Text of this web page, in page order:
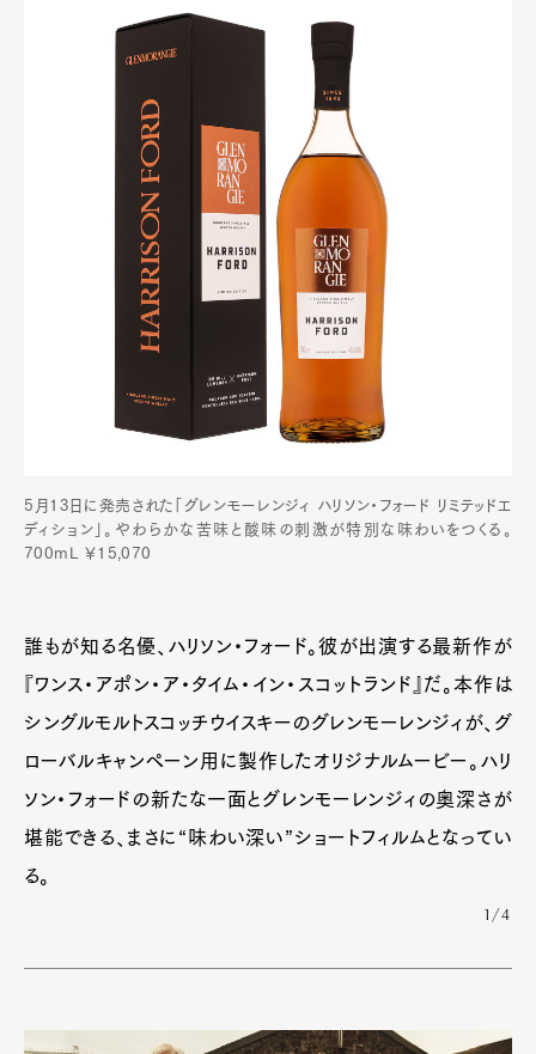
5月13日に発売された「グレンモーレンジィ ハリソン・フォード リミテッドエ
ディション」。やわらかな苦味と酸味の刺激が特別な味わいをつくる。
700mL ￥15,070
誰もが知る名優、ハリソン・フォード。彼が出演する最新作が
『ワンス・アポン・ア・タイム・イン・スコットランド』だ。本作は
シングルモルトスコッチウイスキーのグレンモーレンジィが、グ
ローバルキャンペーン用に製作したオリジナルムービー。ハリ
ソン・フォードの新たな一面とグレンモーレンジィの奥深さが
堪能できる、まさに“味わい深い”ショートフィルムとなってい
る。
1/4